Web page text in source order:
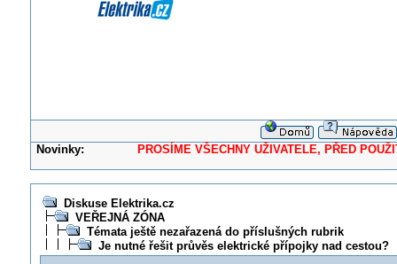
Novinky: PROSÍME VŠECHNY UŽIVATELE, PŘED
Diskuse Elektrika.cz
VEŘEJNÁ ZÓNA
Témata ještě nezařazená do příslušných rubrik
Je nutné řešit průvěs elektrické přípojky nad cestou?